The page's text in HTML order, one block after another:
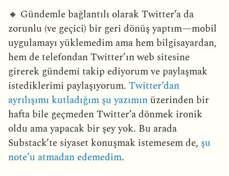
🔸 Gündemle bağlantılı olarak Twitter’a da
zorunlu (ve geçici) bir geri dönüş yaptım—mobil
uygulamayı yüklemedim ama hem bilgisayardan,
hem de telefondan Twitter’ın web sitesine
girerek gündemi takip ediyorum ve paylaşmak
istediklerimi paylaşıyorum. Twitter’dan
ayrılışımı kutladığım şu yazımınüzerinden bir
hafta bile geçmeden Twitter’a dönmek ironik
oldu ama yapacak bir şey yok. Bu arada
Substack’te siyaset konuşmak istemesem de, şu
note’u atmadan edemedim.